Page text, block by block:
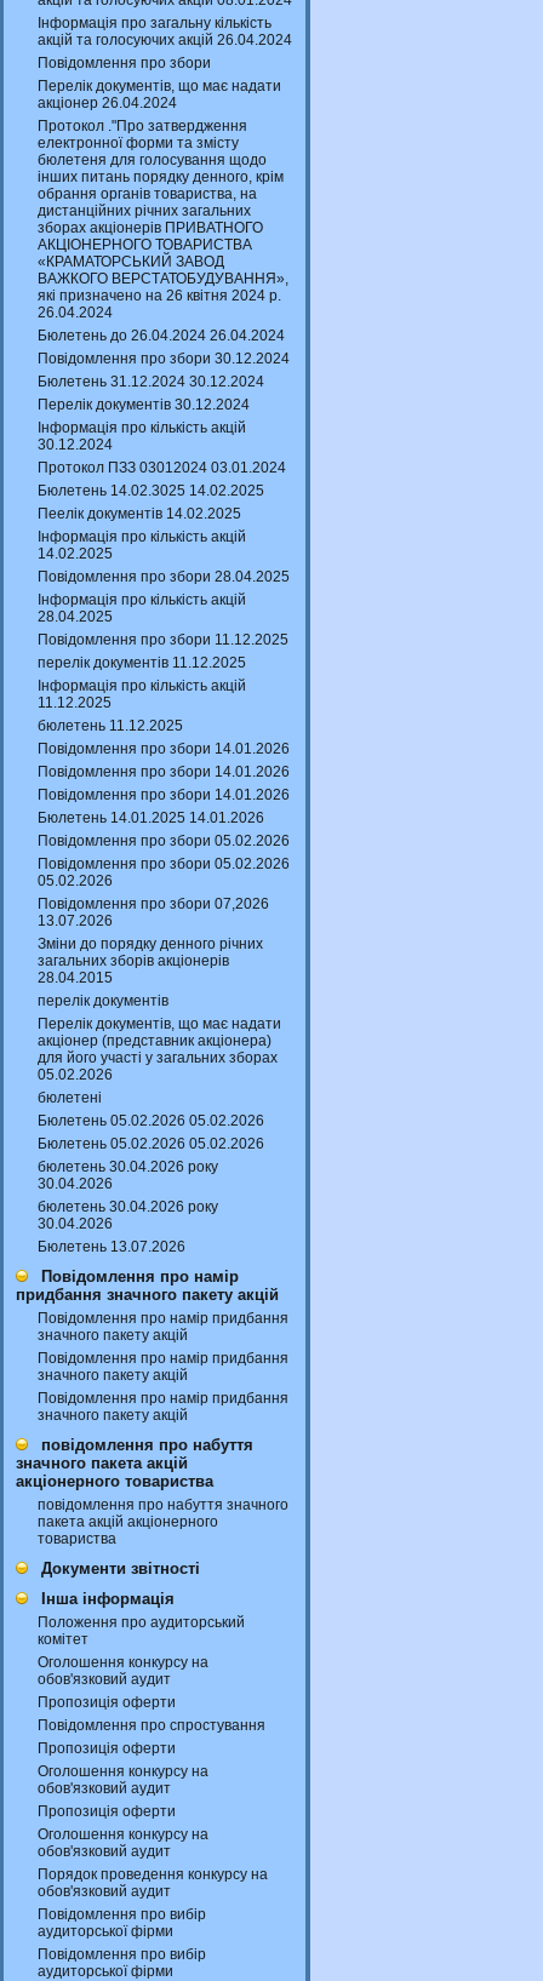
Інформація про загальну кількість
акцій та голосуючих акцій 26.04.2024
Повідомлення про збори
Перелік документів, що має надати
акціонер 26.04.2024
Протокол ."Про затвердження
електронної форми та змісту
бюлетеня для голосування щодо
інших питань порядку денного, крім
обрання органів товариства, на
дистанційних річних загальних
зборах акціонерів ПРИВАТНОГО
АКЦІОНЕРНОГО ТОВАРИСТВА
«КРАМАТОРСЬКИЙ ЗАВОД
ВАЖКОГО ВЕРСТАТОБУДУВАННЯ»,
які призначено на 26 квітня 2024 р.
26.04.2024
Бюлетень до 26.04.2024 26.04.2024
Повідомлення про збори 30.12.2024
Бюлетень 31.12.2024 30.12.2024
Перелік документів 30.12.2024
Інформація про кількість акцій
30.12.2024
Протокол ПЗЗ 03012024 03.01.2024
Бюлетень 14.02.3025 14.02.2025
Пеелік документів 14.02.2025
Інформація про кількість акцій
14.02.2025
Повідомлення про збори 28.04.2025
Інформація про кількість акцій
28.04.2025
Повідомлення про збори 11.12.2025
перелік документів 11.12.2025
Інформація про кількість акцій
11.12.2025
бюлетень 11.12.2025
Повідомлення про збори 14.01.2026
Повідомлення про збори 14.01.2026
Повідомлення про збори 14.01.2026
Бюлетень 14.01.2025 14.01.2026
Повідомлення про збори 05.02.2026
Повідомлення про збори 05.02.2026
05.02.2026
Повідомлення про збори 07,2026
13.07.2026
Зміни до порядку денного річних
загальних зборів акціонерів
28.04.2015
перелік документів
Перелік документів, що має надати
акціонер (представник акціонера)
для його участі у загальних зборах
05.02.2026
бюлетені
Бюлетень 05.02.2026 05.02.2026
Бюлетень 05.02.2026 05.02.2026
бюлетень 30.04.2026 року
30.04.2026
бюлетень 30.04.2026 року
30.04.2026
Бюлетень 13.07.2026
Повідомлення про намір
придбання значного пакету акцій
Повідомлення про намір придбання
значного пакету акцій
Повідомлення про намір придбання
значного пакету акцій
Повідомлення про намір придбання
значного пакету акцій
повідомлення про набуття
значного пакета акцій
акціонерного товариства
повідомлення про набуття значного
пакета акцій акціонерного
товариства
Документи звітності
Інша інформація
Положення про аудиторський
комітет
Оголошення конкурсу на
обов'язковий аудит
Пропозиція оферти
Повідомлення про спростування
Пропозиція оферти
Оголошення конкурсу на
обов'язковий аудит
Пропозиція оферти
Оголошення конкурсу на
обов'язковий аудит
Порядок проведення конкурсу на
обов'язковий аудит
Повідомлення про вибір
аудиторської фірми
Повідомлення про вибір
аудиторської фірми